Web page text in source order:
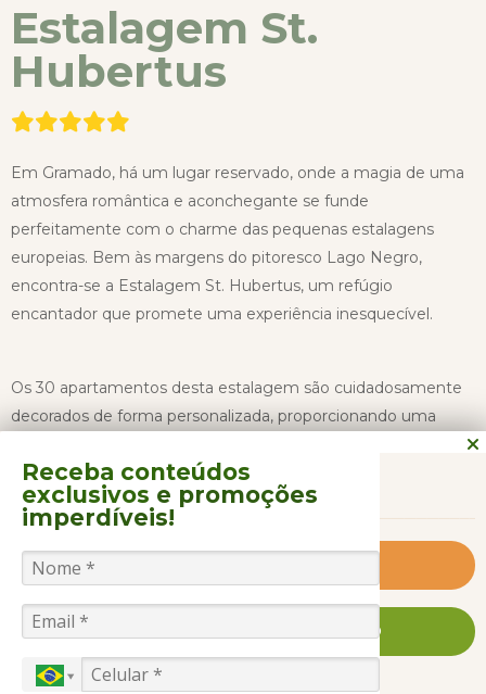
Estalagem St.
Hubertus
Em Gramado, há um lugar reservado, onde a magia de uma
atmosfera romântica e aconchegante se funde
perfeitamente com o charme das pequenas estalagens
europeias. Bem às margens do pitoresco Lago Negro,
encontra-se a Estalagem St. Hubertus, um refúgio
encantador que promete uma experiência inesquecível.
Os 30 apartamentos desta estalagem são cuidadosamente
decorados de forma personalizada, proporcionando uma
com comodidades modernas, como ar-condicionado,
calefação, telefone, frigobar, TV LCD, cofre e secador de
cabelos, garantindo que os hóspedes tenham todo o
conforto necessário para uma estadia relaxante.
A área social da Estalagem St. Hubertus é um verdadeiro
convite ao deleite e ao relaxamento. Os hóspedes podem
desfrutar da piscina térmica coberta, onde podem nadar e
CONTINUAR LENDO
FALE CONOSCO AGORA MESMO
Receba conteúdos
exclusivos e promoções
imperdíveis!